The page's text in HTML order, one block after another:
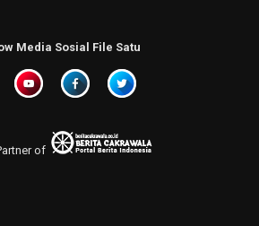
Media Sosial File Satu
of